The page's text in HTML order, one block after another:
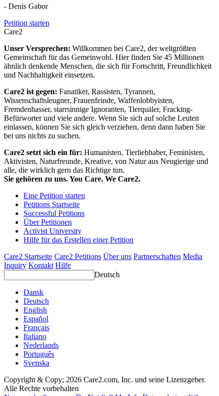
- Denis Gabor
Petition starten
Care2
Unser Versprechen: Willkommen bei Care2, der weltgrößten
Gemeinschaft für das Gemeinwohl. Hier finden Sie 45 Millionen
ähnlich denkende Menschen, die sich für Fortschritt, Freundlichkeit
und Nachhaltigkeit einsetzen.
Care2 ist gegen: Fanatiker, Rassisten, Tyrannen,
Wissenschaftsleugner, Frauenfeinde, Waffenlobbyisten,
Fremdenhasser, starrsinnige Ignoranten, Tierquäler, Fracking-
Befürworter und viele andere. Wenn Sie sich auf solche Leuten
einlassen, können Sie sich gleich verziehen, denn dann haben Sie
bei uns nichts zu suchen.
Care2 setzt sich ein für: Humanisten, Tierliebhaber, Feministen,
Aktivisten, Naturfreunde, Kreative, von Natur aus Neugierige und
alle, die wirklich gern das Richtige tun.
Sie gehören zu uns. You Care. We Care2.
Eine Petition starten
Petitions Startseite
Successful Petitions
Über Petitionen
Activist University
Hilfe für das Erstellen einer Petition
Care2 Startseite Care2 Petitions Über uns Partnerschaften Media
Inquiry Kontakt Hilfe
Deutsch
Dansk
Deutsch
English
Español
Français
Italiano
Nederlands
Português
Svenska
Copyright & Copy; 2026 Care2.com, Inc. und seine Lizenzgeber.
Alle Rechte vorbehalten